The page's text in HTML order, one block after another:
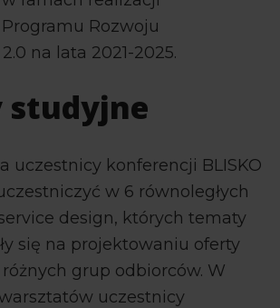
Rozwoju
na lata 2021-2025.
studyjne
uczestnicy konferencji BLISKO
w 6 równoległych
design, których tematy
się na projektowaniu oferty
grup odbiorców. W
uczestnicy